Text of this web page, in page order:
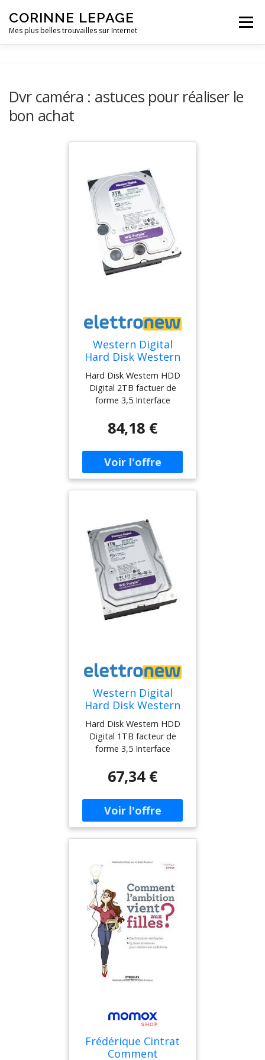
CORINNE LEPAGE
Mes plus belles trouvailles sur Internet
Menu
PETITE ENFANCE
Dvr caméra : astuces pour réaliser le
bon achat
Western Digital
Hard Disk Western
HDD Digital 2TB 3,5
SATA III pour
enregistreurs vidéo
DVR HD2TB
Hard Disk Western HDD
Digital 2TB factuer de
forme 3,5 Interface
dédié aux enregistreurs
vidéo DVR
vidéosurveillance, caméras
supportées jusqu’à 64.
84,18 €
Western Digital
Hard Disk Western
HDD Digital 1TB 3,5
SATA III pour
enregistreurs vidéo
DVR HD1TB
Hard Disk Western HDD
Digital 1TB facteur de
forme 3,5 Interface
dedié pour enregistreurs
vidéo DVR
vidéosurveillance, caméras
supportées jusqu’à 64.
67,34 €
Frédérique Cintrat
Comment